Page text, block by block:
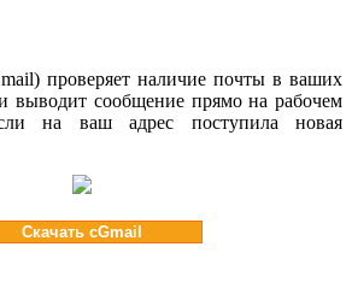
проверяет наличие почты в ваших
выводит сообщение прямо на рабочем
на ваш адрес поступила новая